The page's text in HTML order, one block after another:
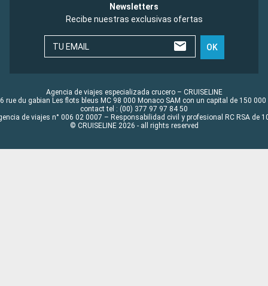
Newsletters
Recibe nuestras exclusivas ofertas
TU EMAIL OK
Agencia de viajes especializada crucero – CRUISELINE
rue du gabian Les flots bleus MC 98 000 Monaco SAM con un capital de 150 000
contact tel : (00) 377 97 97 84 50
de viajes n° 006 02 0007 – Responsabilidad civil y profesional RC RSA de
© CRUISELINE 2026 - all rights reserved